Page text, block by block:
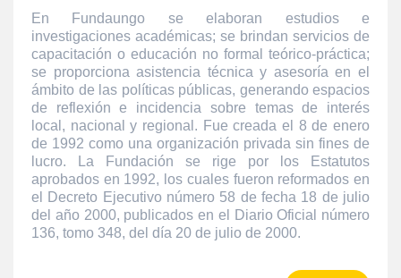
En Fundaungo se elaboran estudios e
investigaciones académicas; se brindan servicios de
capacitación o educación no formal teórico-práctica;
se proporciona asistencia técnica y asesoría en el
ámbito de las políticas públicas, generando espacios
de reflexión e incidencia sobre temas de interés
local, nacional y regional. Fue creada el 8 de enero
de 1992 como una organización privada sin fines de
lucro. La Fundación se rige por los Estatutos
aprobados en 1992, los cuales fueron reformados en
el Decreto Ejecutivo número 58 de fecha 18 de julio
del año 2000, publicados en el Diario Oficial número
136, tomo 348, del día 20 de julio de 2000.